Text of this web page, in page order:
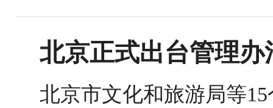
北京正式出台管理
北京市文化和旅游局等